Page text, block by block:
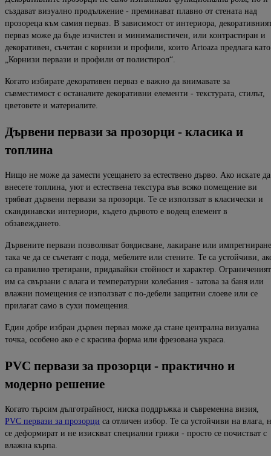
създават визуално продължение - преминават плавно от стената над
прозореца към самия перваз. В зависимост от интериора,
перваз може да бъде изчистен и минималистичен, или контрастиран и
декоративен, съчетан с корнизи и профили, които Artoaza предлага като
„Корнизи первази и профили от полистирол“.
Когато избирате декоративен перваз е важно да внимавате за
съвместимост с останалите декоративни елементи - текстурата, стилът,
цветовете и материалите.
Дървени первази за прозорци - класика и
топлина
Нищо не може да замести усещането за естествено дърво. Ако искате да
внесете топлина, уют и естествена текстура във всяко помещение ви
трябват дървени первази за прозорци. Те се използват в класически и
скандинавски интериори, където дървото е водещ елемент в
обзавеждането.
Дървените первази позволяват боядисване, лакиране или
така че да се съчетаят с пода, мебелите или стените. Те са устойчиви,
са правилно третирани, придавайки стойност и характер.
им са свързани с влага и температурни колебания - затова за баня или
влажни помещения се използват с по-дебели защитни слоеве или се
прилагат само в сухи помещения.
Един добре избран дървен перваз може да стане централна визуална
точка, особено ако е с красива форма или фрезована украса.
PVC первази за прозорци - практично и
модерно решение
Когато търсим дълготрайност, ниска поддръжка и съвременна визия,
PVC первази за прозорци са отличен избор. Те са устойчиви на влага,
се деформират и не изискват специални грижи - просто се почистват с
влажна кърпа.